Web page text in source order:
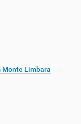
Monte Limbara